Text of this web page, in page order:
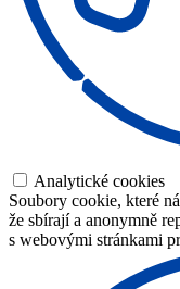
Analytické cookies
Soubory cookie, které
že sbírají a anonymně
s webovými stránkami